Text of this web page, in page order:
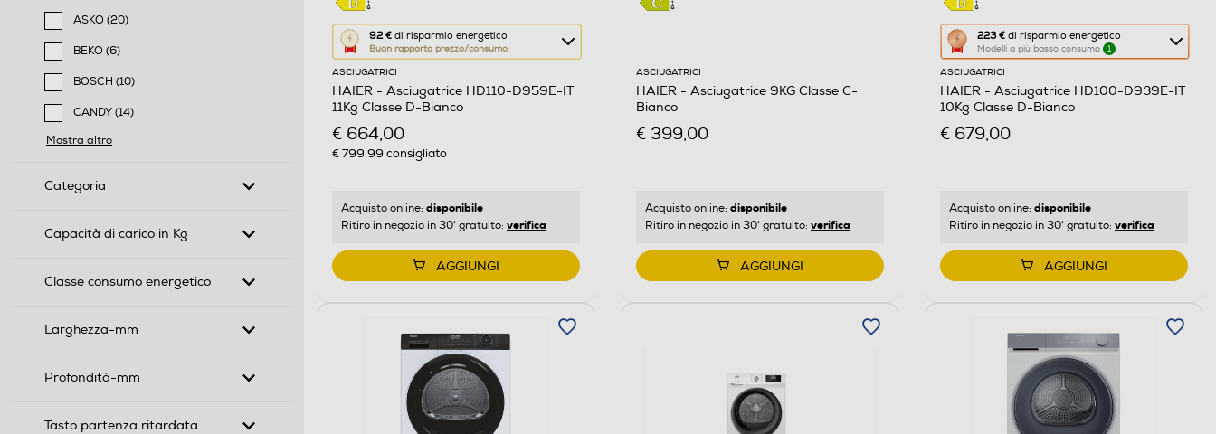
Filtra per Marca: AEG
ASKO (20)
Filtra per Marca: ASKO
BEKO (6)
Filtra per Marca: BEKO
BOSCH (10)
Filtra per Marca: BOSCH
CANDY (14)
Filtra per Marca: CANDY
Mostra altro
Categoria
Capacità di carico in Kg
Classe consumo energetico
Larghezza-mm
Profondità-mm
Tasto partenza ritardata
92 € di risparmio energetico
Buon rapporto prezzo/consumo
Questa
azione
aprirà
il
di
di
Youreko.
ASCIUGATRICI
HAIER - Asciugatrice HD110-D959E-IT
11Kg Classe D-Bianco
€ 664,00
€ 799,99 consigliato
Acquisto online: disponibile
Ritiro in negozio in 30' gratuito: verifica
AGGIUNGI
ASCIUGATRICI
HAIER - Asciugatrice 9KG Classe C-
Bianco
€ 399,00
Acquisto online: disponibile
Ritiro in negozio in 30' gratuito: verifica
AGGIUNGI
223 €di risparmio energetico
Modelli a più basso consumo 1
Questa
azione
aprirà
il
di
di
Youreko.
ASCIUGATRICI
HAIER - Asciugatrice HD100-D939E-IT
10Kg Classe D-Bianco
€ 679,00
Acquisto online: disponibile
Ritiro in negozio in 30' gratuito: verifica
AGGIUNGI